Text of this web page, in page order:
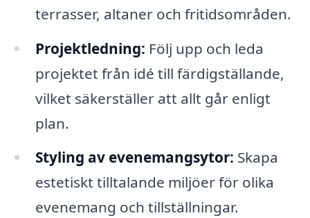
terrasser, altaner och fritidsområden.
Projektledning: Följ upp och leda
projektet från idé till färdigställande,
vilket säkerställer att allt går enligt
plan.
Styling av evenemangsytor: Skapa
estetiskt tilltalande miljöer för olika
evenemang och tillställningar.